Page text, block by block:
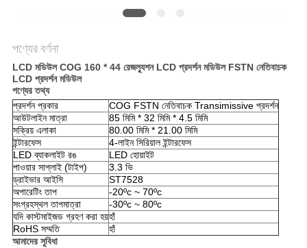
পণ্যের বর্ণনা
LCD মডিউল COG 160 * 44 রেজল্যুশন LCD প্রদর্শন মডিউল FSTN নেতিবাচক
LCD প্রদর্শন মডিউল
পণ্যের তথ্য
প্রদর্শন প্রকার
COG FSTN নেতিবাচক Transimissive প্রদর্শন
আউটলাইন মাত্রা
85 মিমি * 32 মিমি * 4.5 মিমি
সক্রিয় এলাকা
80.00 মিমি * 21.00 মিমি
ইন্টারফেস
4-লাইন সিরিয়াল ইন্টারফেস
LED ব্যাকলাইট রঙ
LED হোয়াইট
পাওয়ার সাপ্লাই (টাইপ)
3.3 ভি
ড্রাইভার আইসি
ST7528
অপারেটিং তাপ
-20ºc ~ 70ºc
সংগ্রহস্থল তাপমাত্রা
-30ºc ~ 80ºc
যদি কাস্টমাইজড গ্রহণ করা হয়হাঁ
RoHS সম্মতি
হাঁ
আমাদের সুবিধা